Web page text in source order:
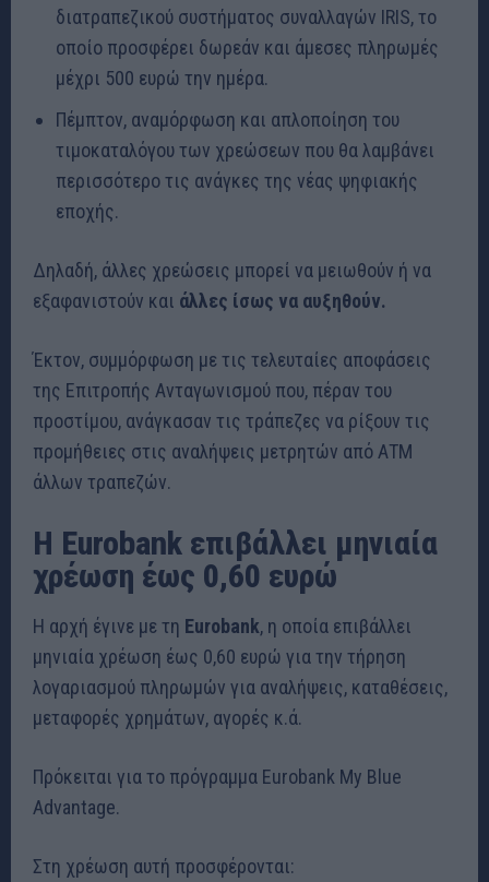
διατραπεζικού συστήματος συναλλαγών IRIS, το
οποίο προσφέρει δωρεάν και άμεσες πληρωμές
μέχρι 500 ευρώ την ημέρα.
Πέμπτον, αναμόρφωση και απλοποίηση του
τιμοκαταλόγου των χρεώσεων που θα λαμβάνει
περισσότερο τις ανάγκες της νέας ψηφιακής
εποχής.
Δηλαδή, άλλες χρεώσεις μπορεί να μειωθούν ή να
εξαφανιστούν και άλλες ίσως να αυξηθούν.
Έκτον, συμμόρφωση με τις τελευταίες αποφάσεις
της Επιτροπής Ανταγωνισμού που, πέραν του
προστίμου, ανάγκασαν τις τράπεζες να ρίξουν τις
προμήθειες στις αναλήψεις μετρητών από ΑΤΜ
άλλων τραπεζών.
Η Eurobank επιβάλλει μηνιαία
χρέωση έως 0,60 ευρώ
Η αρχή έγινε με τη Eurobank, η οποία επιβάλλει
μηνιαία χρέωση έως 0,60 ευρώ για την τήρηση
λογαριασμού πληρωμών για αναλήψεις, καταθέσεις,
μεταφορές χρημάτων, αγορές κ.ά.
Πρόκειται για το πρόγραμμα Eurobank My Blue
Advantage.
Στη χρέωση αυτή προσφέρονται: